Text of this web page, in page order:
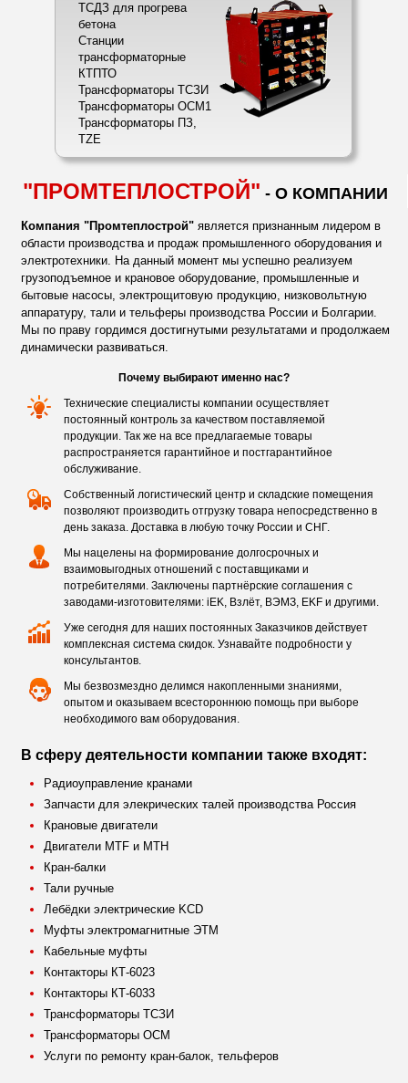
ТСДЗ для прогрева
бетона
Станции
трансформаторные
КТПТО
Трансформаторы TCЗИ
Трансформаторы ОСМ1
Трансформаторы ПЗ,
TZE
"ПРОМТЕПЛОСТРОЙ" - О КОМПАНИИ
Компания "Промтеплострой" является признанным лидером в
области производства и продаж промышленного оборудования и
электротехники. На данный момент мы успешно реализуем
грузоподъемное и крановое оборудование, промышленные и
бытовые насосы, электрощитовую продукцию, низковольтную
аппаратуру, тали и тельферы производства России и Болгарии.
Мы по праву гордимся достигнутыми результатами и продолжаем
динамически развиваться.
Почему выбирают именно нас?
Технические специалисты компании осуществляет
постоянный контроль за качеством поставляемой
продукции. Так же на все предлагаемые товары
распространяется гарантийное и постгарантийное
обслуживание.
Собственный логистический центр и складские помещения
позволяют производить отгрузку товара непосредственно в
день заказа. Доставка в любую точку России и СНГ.
Мы нацелены на формирование долгосрочных и
взаимовыгодных отношений с поставщиками и
потребителями. Заключены партнёрские соглашения с
заводами-изготовителями: iEK, Взлёт, ВЭМЗ, EKF и другими.
Уже сегодня для наших постоянных Заказчиков действует
комплексная система скидок. Узнавайте подробности у
консультантов.
Мы безвозмездно делимся накопленными знаниями,
опытом и оказываем всестороннюю помощь при выборе
необходимого вам оборудования.
В сферу деятельности компании также входят:
Радиоуправление кранами
Запчасти для элекрических талей производства Россия
Крановые двигатели
Двигатели MTF и МТН
Кран-балки
Тали ручные
Лебёдки электрические KCD
Муфты электромагнитные ЭТМ
Кабельные муфты
Контакторы КТ-6023
Контакторы КТ-6033
Трансформаторы ТСЗИ
Трансформаторы ОСМ
Услуги по ремонту кран-балок, тельферов